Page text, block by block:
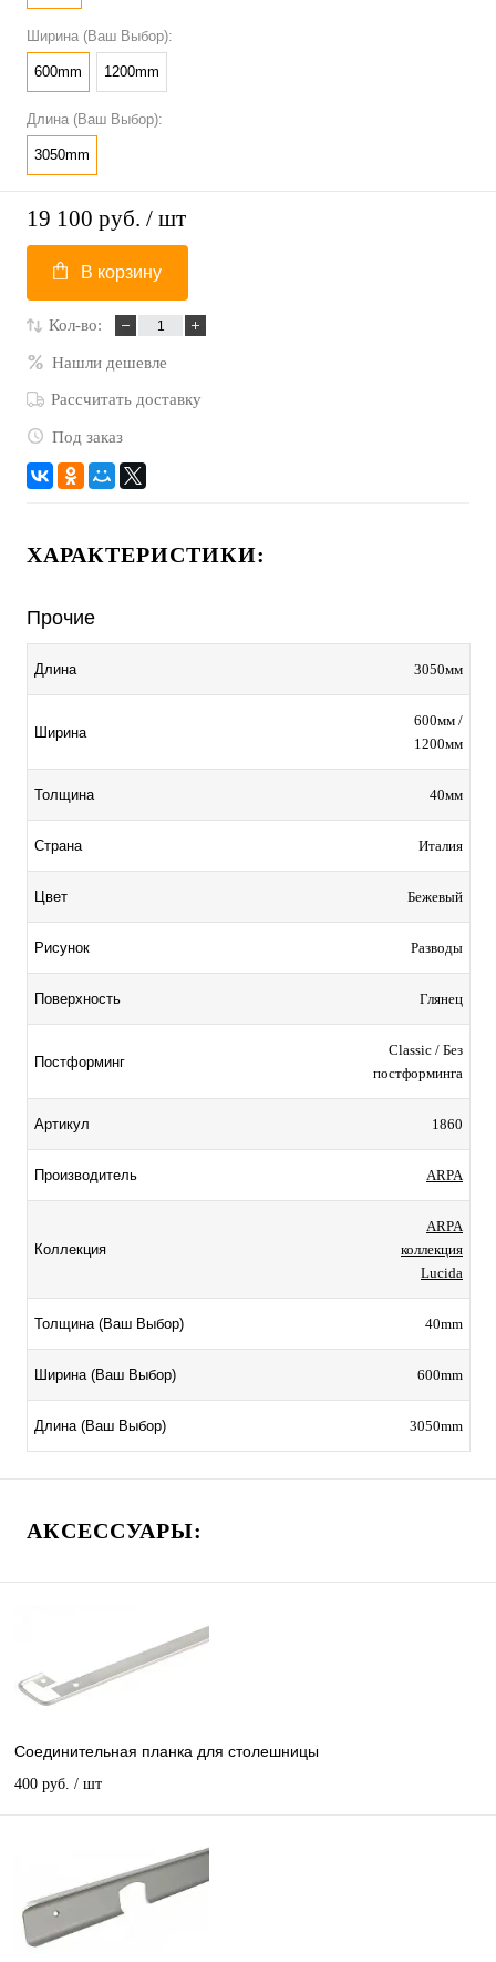
Ширина (Ваш Выбор):
600mm 1200mm
Длина (Ваш Выбор):
3050mm
19 100 руб. / шт
В корзину
Кол-во:
Нашли дешевле
Рассчитать доставку
Под заказ
ХАРАКТЕРИСТИКИ:
Прочие
Длина 3050мм
Ширина
600мм /
1200мм
Толщина 40мм
Страна Италия
Цвет Бежевый
Рисунок Разводы
Поверхность Глянец
Постформинг
Classic / Без
постформинга
Артикул 1860
Производитель ARPA
Коллекция
ARPA
коллекция
Lucida
Толщина (Ваш Выбор) 40mm
Ширина (Ваш Выбор) 600mm
Длина (Ваш Выбор) 3050mm
АКСЕССУАРЫ:
Соединительная планка для столешницы
400 руб. / шт